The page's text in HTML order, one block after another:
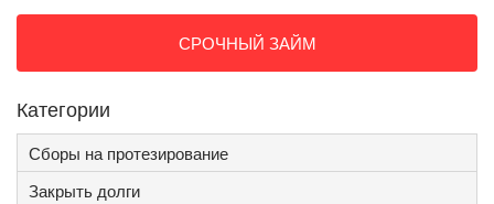
СРОЧНЫЙ ЗАЙМ
Категории
Сборы на протезирование
Закрыть долги